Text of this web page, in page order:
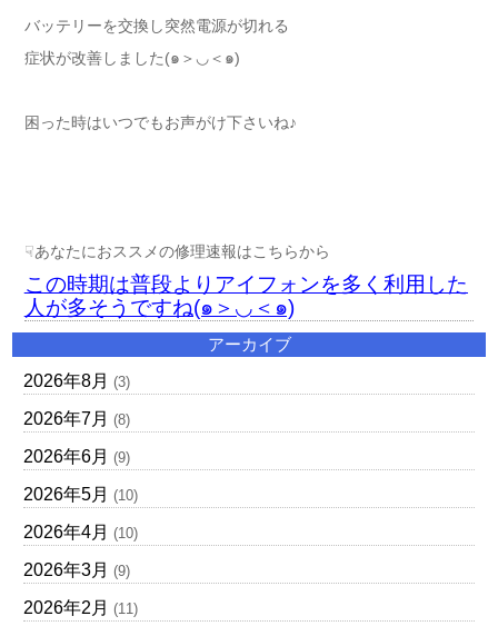
バッテリーを交換し突然電源が切れる
症状が改善しました(๑＞◡＜๑)
困った時はいつでもお声がけ下さいね♪
☟あなたにおススメの修理速報はこちらから
この時期は普段よりアイフォンを多く利用した
人が多そうですね(๑＞◡＜๑)
アーカイブ
2026年8月 (3)
2026年7月 (8)
2026年6月 (9)
2026年5月 (10)
2026年4月 (10)
2026年3月 (9)
2026年2月 (11)